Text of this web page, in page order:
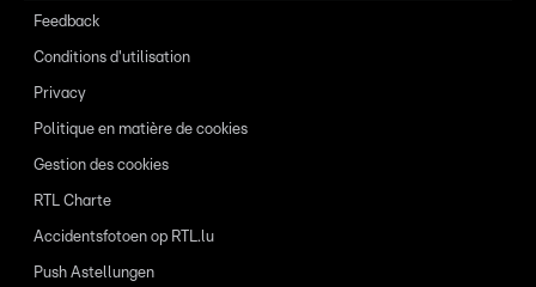
Feedback
Conditions d'utilisation
Privacy
Politique en matière de cookies
Gestion des cookies
RTL Charte
Accidentsfotoen op RTL.lu
Push Astellungen